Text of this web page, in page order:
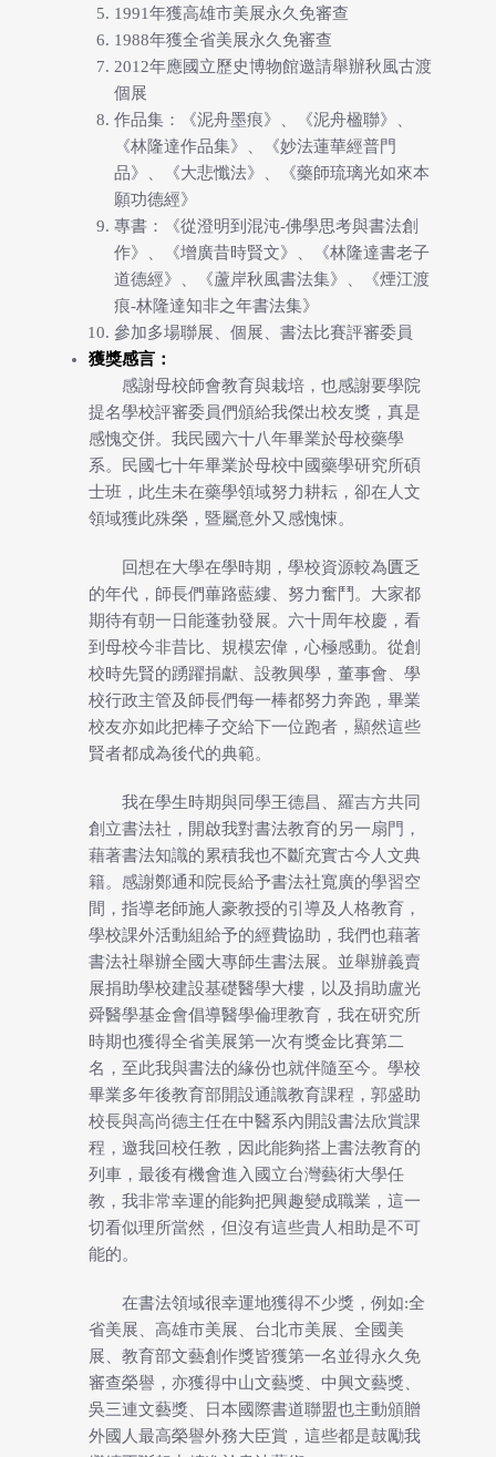
1991年獲高雄市美展永久免審查
1988年獲全省美展永久免審查
2012年應國立歷史博物館邀請舉辦秋風古渡
個展
作品集：《泥舟墨痕》、《泥舟楹聯》、
《林隆達作品集》、《妙法蓮華經普門
品》、《大悲懺法》、《藥師琉璃光如來本
願功德經》
專書：《從澄明到混沌-佛學思考與書法創
作》、《增廣昔時賢文》、《林隆達書老子
道德經》、《蘆岸秋風書法集》、《煙江渡
痕-林隆達知非之年書法集》
參加多場聯展、個展、書法比賽評審委員
獲獎感言：
感謝母校師會教育與栽培，也感謝要學院
提名學校評審委員們頒給我傑出校友獎，真是
感愧交併。我民國六十八年畢業於母校藥學
系。民國七十年畢業於母校中國藥學研究所碩
士班，此生未在藥學領域努力耕耘，卻在人文
領域獲此殊榮，暨屬意外又感愧悚。
回想在大學在學時期，學校資源較為匱乏
的年代，師長們蓽路藍縷、努力奮鬥。大家都
期待有朝一日能蓬勃發展。六十周年校慶，看
到母校今非昔比、規模宏偉，心極感動。從創
校時先賢的踴躍捐獻、設教興學，董事會、學
校行政主管及師長們每一棒都努力奔跑，畢業
校友亦如此把棒子交給下一位跑者，顯然這些
賢者都成為後代的典範。
我在學生時期與同學王德昌、羅吉方共同
創立書法社，開啟我對書法教育的另一扇門，
藉著書法知識的累積我也不斷充實古今人文典
籍。感謝鄭通和院長給予書法社寬廣的學習空
間，指導老師施人豪教授的引導及人格教育，
學校課外活動組給予的經費協助，我們也藉著
書法社舉辦全國大專師生書法展。並舉辦義賣
展捐助學校建設基礎醫學大樓，以及捐助盧光
舜醫學基金會倡導醫學倫理教育，我在研究所
時期也獲得全省美展第一次有獎金比賽第二
名，至此我與書法的緣份也就伴隨至今。學校
畢業多年後教育部開設通識教育課程，郭盛助
校長與高尚德主任在中醫系內開設書法欣賞課
程，邀我回校任教，因此能夠搭上書法教育的
列車，最後有機會進入國立台灣藝術大學任
教，我非常幸運的能夠把興趣變成職業，這一
切看似理所當然，但沒有這些貴人相助是不可
能的。
在書法領域很幸運地獲得不少獎，例如:全
省美展、高雄市美展、台北市美展、全國美
展、教育部文藝創作獎皆獲第一名並得永久免
審查榮譽，亦獲得中山文藝獎、中興文藝獎、
吳三連文藝獎、日本國際書道聯盟也主動頒贈
外國人最高榮譽外務大臣賞，這些都是鼓勵我